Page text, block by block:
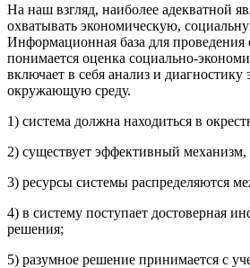
На наш взгляд, наиболее адекватной
охватывать экономическую,
Информационная база для
понимается оценка социально-
включает в себя анализ и
окружающую среду.
1) система должна находиться в
2) существует эффективный
3) ресурсы системы распределяются
4) в систему поступает достоверная
решения;
5) разумное решение принимается с